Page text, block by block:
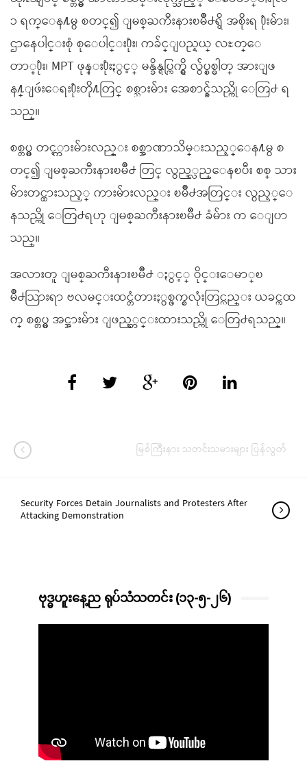
၁ ရက္ေန႔မွ စတင္၍ ျမစ္ႀကီးနားၿမိဳ႕ရွိ အစိုးရ ႐ုံးမ်ား၊
ဌာနေပါင္းစုံ စုေပါင္း႐ုံး၊ ကခ်င္ျပည္နယ္ လႊတ္ေ
တာ္႐ုံး၊ MPT ဖုန္း႐ုံးႏွင့္ မန္ခိန္ရပ္ကြက္ရွိ လွ်ပ္စစ္ဓါတ္ အားျဖ
န႔္ျဖဴးေရး႐ုံးတို႔တြင္ စစ္သားမ်ား အေစာင့္ခ်သည္ကို ေတြ႕ ရ
သည္။
စစ္တပ္မွ တင့္ကားမ်ားလည္း စစ္အာဏာသိမ္းသည့္ေန႔မွ စ
တင္၍ ျမစ္ႀကီးနားၿမိဳ႕ တြင္ လွည့္လည္ေနၿပီး စစ္ သား
မ်ားတင္ထားသည့္ ကားမ်ားလည္း ၿမိဳ႕အတြင္း လွည့္ေ
နသည္ကို ေတြ႕ရဟု ျမစ္ႀကီးနားၿမိဳ႕ ခံမ်ား က ေျပာ
သည္။
အလားတူ ျမစ္ႀကီးနားၿမိဳ႕ ႏွင့္ ဝိုင္းေမာ္ၿ
မိဳ႕သြားရာ ဗလမင္းထင္တံတားႏွစ္ဖက္စလုံးတြင္လည္း ယခင္ကထ
က္ စစ္တပ္မွ အင္အားမ်ား ျဖည့္တင္းထားသည္ကို ေတြ႕ရသည္။
မြစ်ကြီးနား သတင်းသမားများ ပြန်လွတ်
Security Forces Detain Journalists and Protesters After
Attacking Demonstration
ဗုဒ္ဓဟူးနေ့ည ရုပ်သံသတင်း (၁၃-၅-၂၆)